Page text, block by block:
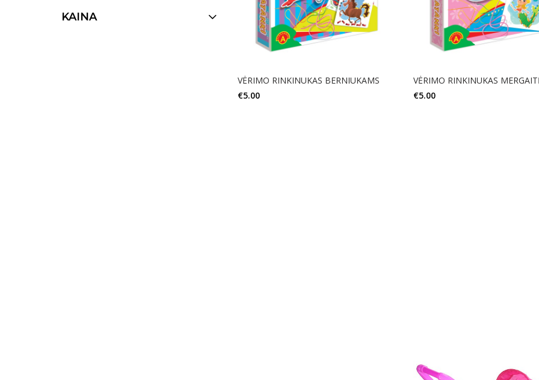
KAINA
VĖRIMO RINKINUKAS BERNIUKAMS
€5.00
VĖRIMO RINKINUKAS
€5.00